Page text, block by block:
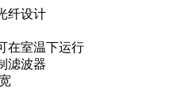
纤设计
在室温下运行
滤波器